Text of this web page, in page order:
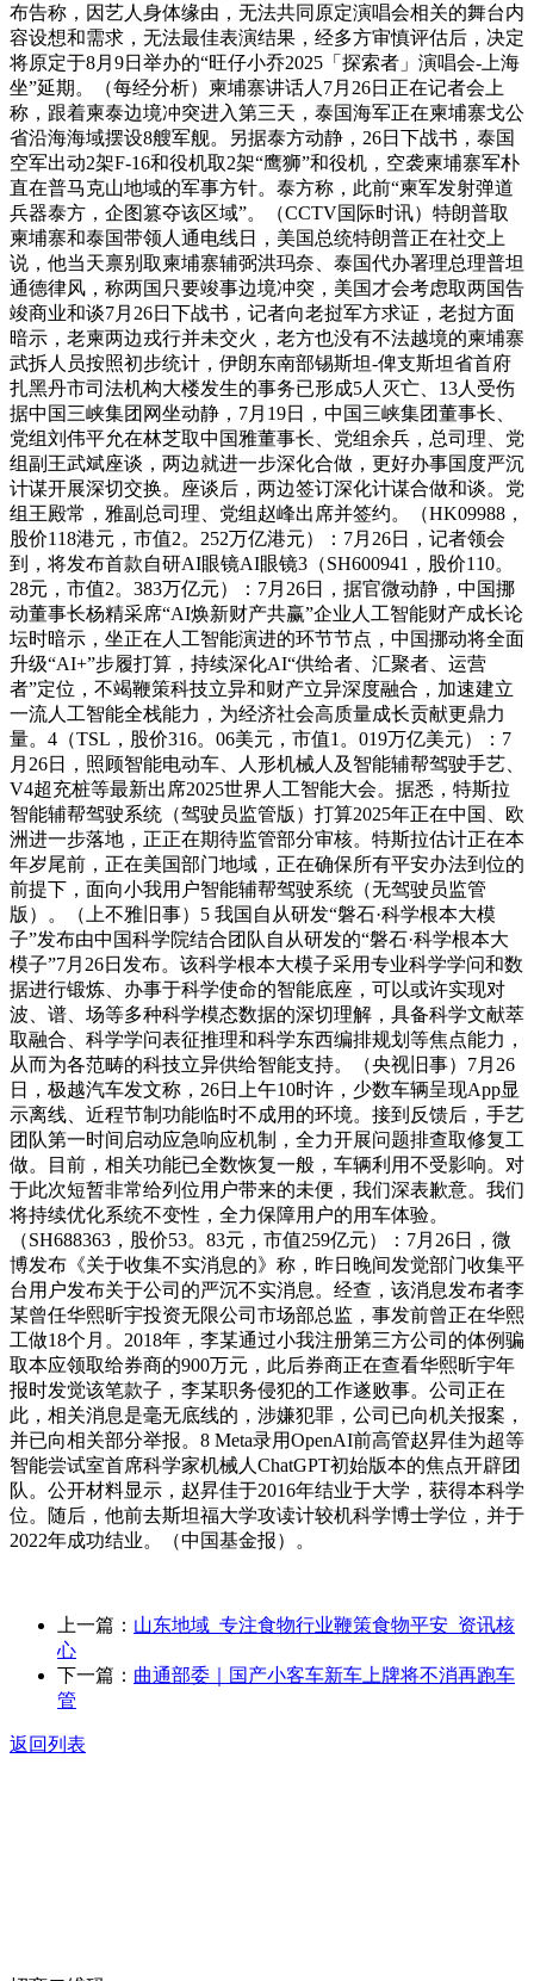
布告称，因艺人身体缘由，无法共同原定演唱会相关的舞台内
容设想和需求，无法最佳表演结果，经多方审慎评估后，决定
将原定于8月9日举办的“旺仔小乔2025「探索者」演唱会-上海
坐”延期。（每经分析）柬埔寨讲话人7月26日正在记者会上
称，跟着柬泰边境冲突进入第三天，泰国海军正在柬埔寨戈公
省沿海海域摆设8艘军舰。另据泰方动静，26日下战书，泰国
空军出动2架F-16和役机取2架“鹰狮”和役机，空袭柬埔寨军朴
直在普马克山地域的军事方针。泰方称，此前“柬军发射弹道
兵器泰方，企图篡夺该区域”。（CCTV国际时讯）特朗普取
柬埔寨和泰国带领人通电线日，美国总统特朗普正在社交上
说，他当天禀别取柬埔寨辅弼洪玛奈、泰国代办署理总理普坦
通德律风，称两国只要竣事边境冲突，美国才会考虑取两国告
竣商业和谈7月26日下战书，记者向老挝军方求证，老挝方面
暗示，老柬两边戎行并未交火，老方也没有不法越境的柬埔寨
武拆人员按照初步统计，伊朗东南部锡斯坦-俾支斯坦省首府
扎黑丹市司法机构大楼发生的事务已形成5人灭亡、13人受伤
据中国三峡集团网坐动静，7月19日，中国三峡集团董事长、
党组刘伟平允在林芝取中国雅董事长、党组余兵，总司理、党
组副王武斌座谈，两边就进一步深化合做，更好办事国度严沉
计谋开展深切交换。座谈后，两边签订深化计谋合做和谈。党
组王殿常，雅副总司理、党组赵峰出席并签约。（HK09988，
股价118港元，市值2。252万亿港元）：7月26日，记者领会
到，将发布首款自研AI眼镜AI眼镜3（SH600941，股价110。
28元，市值2。383万亿元）：7月26日，据官微动静，中国挪
动董事长杨精采席“AI焕新财产共赢”企业人工智能财产成长论
坛时暗示，坐正在人工智能演进的环节节点，中国挪动将全面
升级“AI+”步履打算，持续深化AI“供给者、汇聚者、运营
者”定位，不竭鞭策科技立异和财产立异深度融合，加速建立
一流人工智能全栈能力，为经济社会高质量成长贡献更鼎力
量。4（TSL，股价316。06美元，市值1。019万亿美元）：7
月26日，照顾智能电动车、人形机械人及智能辅帮驾驶手艺、
V4超充桩等最新出席2025世界人工智能大会。据悉，特斯拉
智能辅帮驾驶系统（驾驶员监管版）打算2025年正在中国、欧
洲进一步落地，正正在期待监管部分审核。特斯拉估计正在本
年岁尾前，正在美国部门地域，正在确保所有平安办法到位的
前提下，面向小我用户智能辅帮驾驶系统（无驾驶员监管
版）。（上不雅旧事）5 我国自从研发“磐石·科学根本大模
子”发布由中国科学院结合团队自从研发的“磐石·科学根本大
模子”7月26日发布。该科学根本大模子采用专业科学学问和数
据进行锻炼、办事于科学使命的智能底座，可以或许实现对
波、谱、场等多种科学模态数据的深切理解，具备科学文献萃
取融合、科学学问表征推理和科学东西编排规划等焦点能力，
从而为各范畴的科技立异供给智能支持。（央视旧事）7月26
日，极越汽车发文称，26日上午10时许，少数车辆呈现App显
示离线、近程节制功能临时不成用的环境。接到反馈后，手艺
团队第一时间启动应急响应机制，全力开展问题排查取修复工
做。目前，相关功能已全数恢复一般，车辆利用不受影响。对
于此次短暂非常给列位用户带来的未便，我们深表歉意。我们
将持续优化系统不变性，全力保障用户的用车体验。
（SH688363，股价53。83元，市值259亿元）：7月26日，微
博发布《关于收集不实消息的》称，昨日晚间发觉部门收集平
台用户发布关于公司的严沉不实消息。经查，该消息发布者李
某曾任华熙昕宇投资无限公司市场部总监，事发前曾正在华熙
工做18个月。2018年，李某通过小我注册第三方公司的体例骗
取本应领取给券商的900万元，此后券商正在查看华熙昕宇年
报时发觉该笔款子，李某职务侵犯的工作遂败事。公司正在
此，相关消息是毫无底线的，涉嫌犯罪，公司已向机关报案，
并已向相关部分举报。8 Meta录用OpenAI前高管赵昇佳为超等
智能尝试室首席科学家机械人ChatGPT初始版本的焦点开辟团
队。公开材料显示，赵昇佳于2016年结业于大学，获得本科学
位。随后，他前去斯坦福大学攻读计较机科学博士学位，并于
2022年成功结业。（中国基金报）。
上一篇： 山东地域_专注食物行业鞭策食物平安_资讯核
心
下一篇： 曲通部委｜国产小客车新车上牌将不消再跑车
管
返回列表